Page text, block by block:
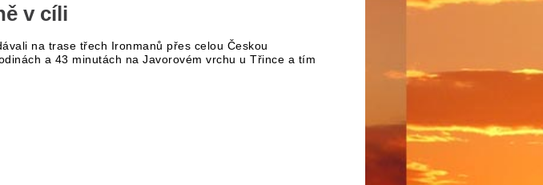
v cíli
na trase třech Ironmanů přes celou Českou
a 43 minutách na Javorovém vrchu u Třince a tím